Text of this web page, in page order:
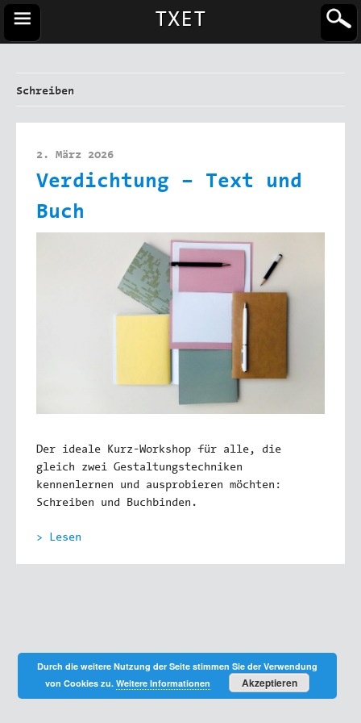
TXET
Schreiben
2. März 2026
Verdichtung – Text und
Buch
Der ideale Kurz-Workshop für alle, die
gleich zwei Gestaltungstechniken
kennenlernen und ausprobieren möchten:
Schreiben und Buchbinden.
> Lesen
Durch die weitere Nutzung der Seite stimmen Sie der Verwendung
von Cookies zu.Weitere Informationen Akzeptieren